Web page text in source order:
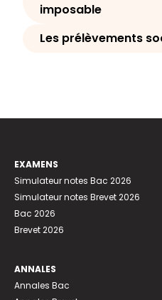
imposable
Les prélèvements
EXAMENS
Simulateur notes Bac 2026
Simulateur notes Brevet 2026
Bac 2026
Brevet 2026
ANNALES
Annales Bac